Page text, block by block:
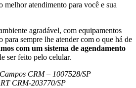
melhor atendimento para você e sua
agradável, com equipamentos
para sempre lhe atender com o que há de
com um sistema de agendamento
ser feito pelo celular.
CRM – 1007528/SP
CRM-203770/SP